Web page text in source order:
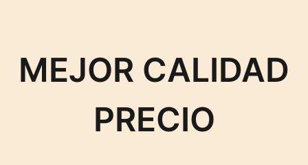
MEJOR CALIDAD
PRECIO